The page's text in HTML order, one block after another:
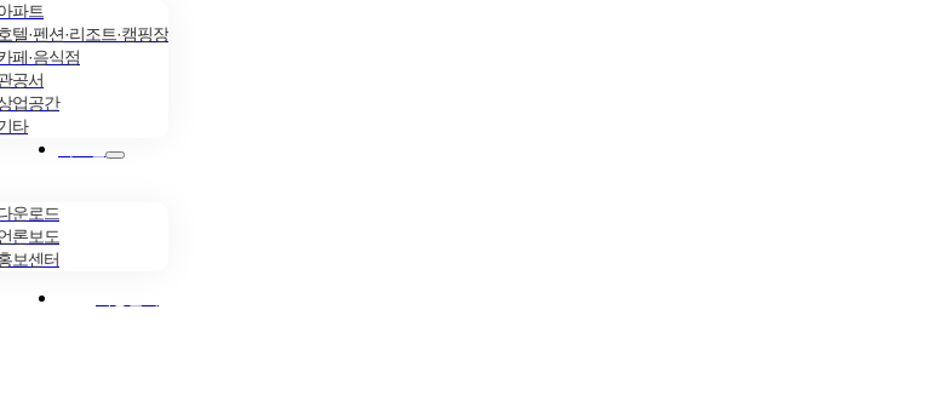
파트
텔·펜션·리조트·캠핑장
페·음식점
공서
업공간
타
운로드
론보도
보센터